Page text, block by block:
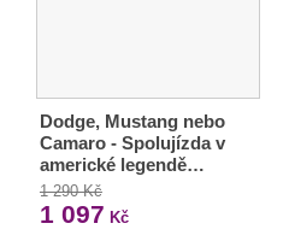
Dodge, Mustang nebo
Camaro - Spolujízda v
americké legendě…
1 290 Kč
1 097 Kč